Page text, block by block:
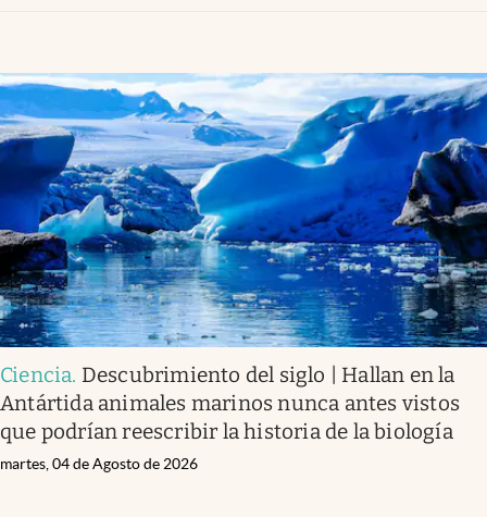
Ciencia. Descubrimiento del siglo | Hallan en la
Antártida animales marinos nunca antes vistos
que podrían reescribir la historia de la biología
martes, 04 de Agosto de 2026